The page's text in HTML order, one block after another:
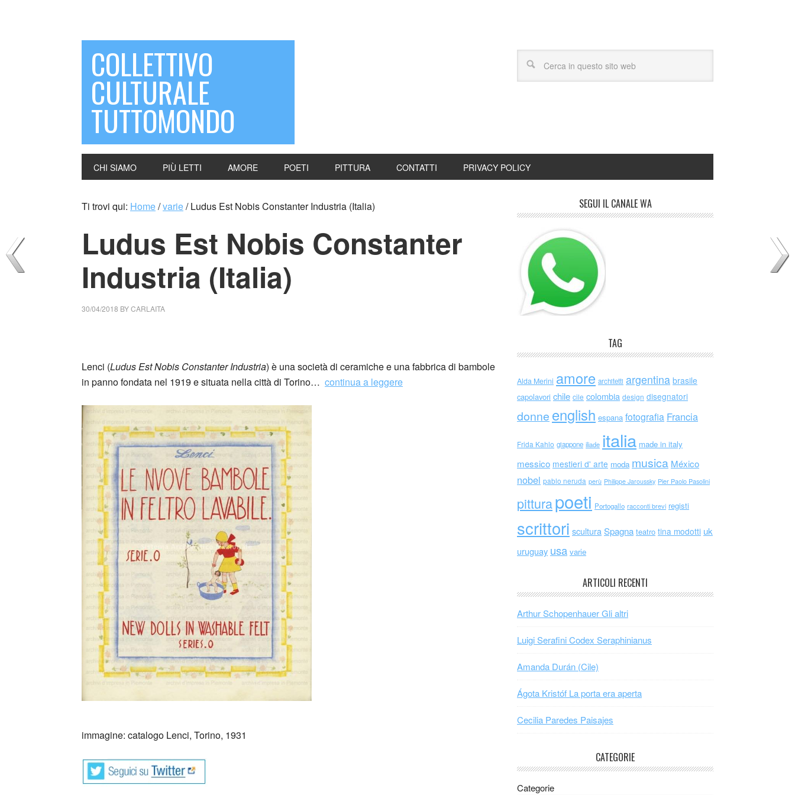
COLLETTIVO
CULTURALE
TUTTOMONDO
CHI SIAMO PIÙ LETTI AMORE POETI PITTURA CONTATTI PRIVACY POLICY
Ti trovi qui: Home/varie/Ludus Est Nobis Constanter Industria (Italia)
Ludus Est Nobis Constanter
Industria (Italia)
30/04/2018 BYCARLAITA
Lenci (Ludus Est Nobis Constanter Industria) è una società di ceramiche e una fabbrica di bambole
in panno fondata nel 1919 e situata nella città di Torino… continua a leggere
immagine: catalogo Lenci, Torino, 1931
SEGUI IL CANALE WA
TAG
Alda Merini amore architetti argentina brasile
capolavori chile cile colombia design disegnatori
donne english espana fotografia Francia
Frida Kahlo giappone iliade italia made in italy
messico mestieri d' arte moda musica México
nobel pablo neruda perù Philippe Jaroussky Pier Paolo Pasolini
pitturapoeti Portogallo racconti brevi registi
scrittori scultura Spagna teatro tina modotti uk
uruguay usa varie
ARTICOLI RECENTI
Arthur Schopenhauer Gli altri
Luigi Serafini Codex Seraphinianus
Amanda Durán (Cile)
Ágota Kristóf La porta era aperta
Cecilia Paredes Paisajes
CATEGORIE
Categorie